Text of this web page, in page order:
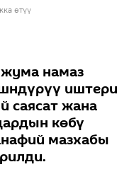
өтүү
намаз
иштери
саясат жана
көбү
мазхабы